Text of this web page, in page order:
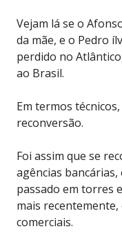
Vejam lá se o
da mãe, e o Pedro
perdido no
ao Brasil.
Em termos
reconversão.
Foi assim que se
agências
passado em torres
mais
comerciais.